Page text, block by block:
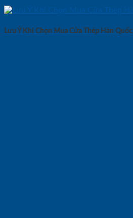
Lưu Ý Khi Chọn Mua Cửa Thép Hàn Quốc